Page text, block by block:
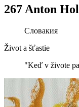
267 Anton
Словакия
Život a šťastie
"Keď v živote